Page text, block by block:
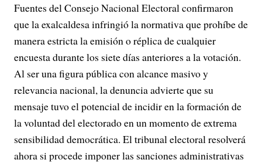
Fuentes del Consejo Nacional Electoral confirmaron
que la exalcaldesa infringió la normativa que prohíbe de
manera estricta la emisión o réplica de cualquier
encuesta durante los siete días anteriores a la votación.
Al ser una figura pública con alcance masivo y
relevancia nacional, la denuncia advierte que su
mensaje tuvo el potencial de incidir en la formación de
la voluntad del electorado en un momento de extrema
sensibilidad democrática. El tribunal electoral resolverá
ahora si procede imponer las sanciones administrativas